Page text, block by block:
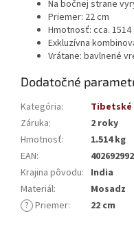
Na bočnej strane
Priemer: 22 cm
Hmotnosť: cca. 1514
Exkluzívna
Vrátane: bavlnené
Dodatočné
Kategória:
Tibetské
Záruka:
2 roky
Hmotnosť:
1.514 kg
EAN:
Krajina pôvodu: India
Materiál:
Mosadz
? Priemer: 22 cm